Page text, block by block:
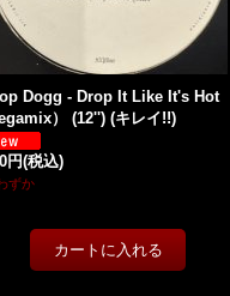
Dogg - Drop It Like It's
） (12'') (キレイ!!)
円(税込)
ずか